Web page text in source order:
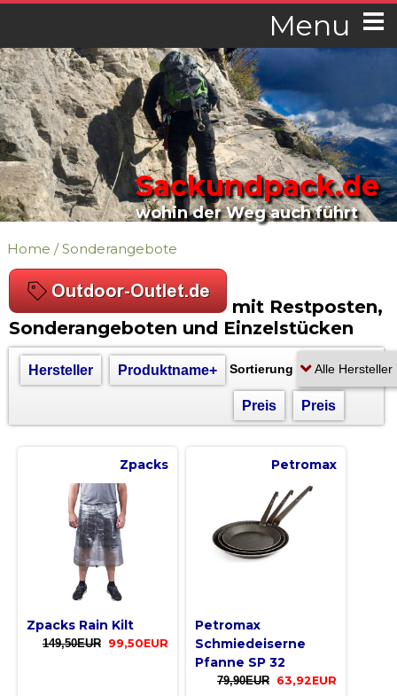
Menu
Sackundpack.de
wohin der Weg auch führt
Home /Sonderangebote
mit Restposten,
Sonderangeboten und Einzelstücken
Sortierung
Hersteller Produktname+
Preis Preis
Zpacks
Zpacks Rain Kilt
149,50EUR 99,50EUR
Petromax
Petromax
Schmiedeiserne
Pfanne SP 32
79,90EUR 63,92EUR